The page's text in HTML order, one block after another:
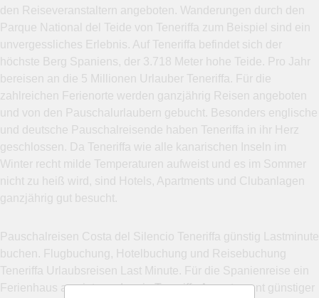
den Reiseveranstaltern angeboten. Wanderungen durch den
Parque National del Teide von Teneriffa zum Beispiel sind ein
unvergessliches Erlebnis. Auf Teneriffa befindet sich der
höchste Berg Spaniens, der 3.718 Meter hohe Teide. Pro Jahr
bereisen an die 5 Millionen Urlauber Teneriffa. Für die
zahlreichen Ferienorte werden ganzjährig Reisen angeboten
und von den Pauschalurlaubern gebucht. Besonders englische
und deutsche Pauschalreisende haben Teneriffa in ihr Herz
geschlossen. Da Teneriffa wie alle kanarischen Inseln im
Winter recht milde Temperaturen aufweist und es im Sommer
nicht zu heiß wird, sind Hotels, Apartments und Clubanlagen
ganzjährig gut besucht.
Pauschalreisen Costa del Silencio Teneriffa günstig Lastminute
buchen. Flugbuchung, Hotelbuchung und Reisebuchung
Teneriffa Urlaubsreisen Last Minute. Für die Spanienreise ein
Ferienhaus anmieten oder ein Teneriffa Appartement günstiger